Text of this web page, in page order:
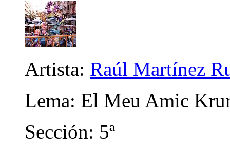
Artista: Raúl Martínez
Lema: El Meu Amic
Sección: 5ª